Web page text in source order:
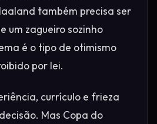
também precisa ser
um zagueiro sozinho
é o tipo de otimismo
por lei.
currículo e frieza
Mas Copa do